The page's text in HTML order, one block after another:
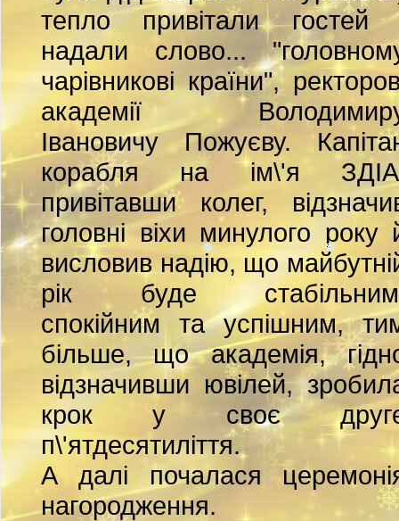
тепло привітали гостей
надали слово...
чарівникові країни",
академії
Івановичу Пожуєву.
корабля на ім\'я
привітавши колег,
головні віхи минулого року
висловив надію, що
рік буде
спокійним та успішним,
більше, що академія,
відзначивши ювілей,
крок у своє
п\'ятдесятиліття.
А далі почалася
нагородження.